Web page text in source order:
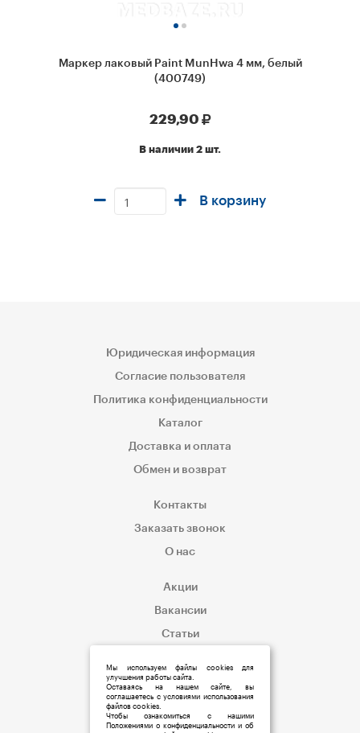
Маркер лаковый Paint MunHwa 4 мм, белый
(400749)
229,90
В наличии 2 шт.
В корзину
Юридическая информация
Согласие пользователя
Политика конфиденциальности
Каталог
Доставка и оплата
Обмен и возврат
Контакты
Заказать звонок
О нас
Акции
Вакансии
Статьи
Мы используем файлы cookies для
улучшения работы сайта.
Оставаясь на нашем сайте, вы
соглашаетесь с условиями использования
файлов cookies.
Чтобы ознакомиться с нашими
Положениями о конфиденциальности и об